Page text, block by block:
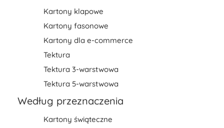
Kartony klapowe
Kartony fasonowe
Kartony dla e-commerce
Tektura
Tektura 3-warstwowa
Tektura 5-warstwowa
Według przeznaczenia
Kartony świąteczne